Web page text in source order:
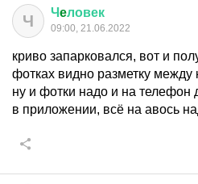
Ч Чeловек
09:00, 21.06.2022
криво запарковался, вот и
фотках видно разметку между
ну и фотки надо и на телефон
в приложении, всё на авось